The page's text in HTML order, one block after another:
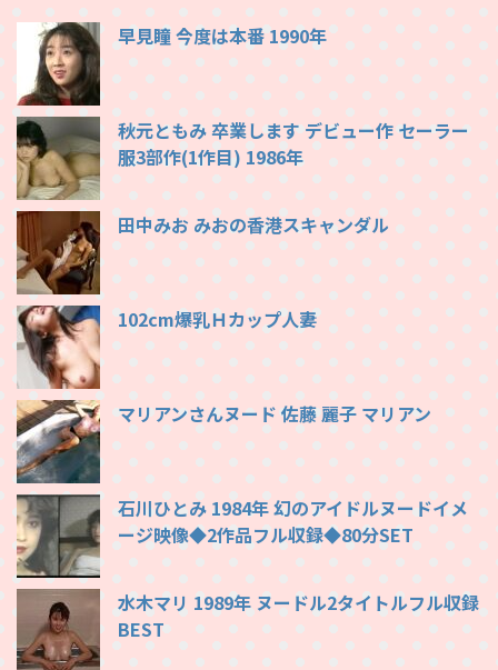
早見瞳 今度は本番 1990年
秋元ともみ 卒業します デビュー作 セーラー
服3部作(1作目) 1986年
田中みお みおの香港スキャンダル
102cm爆乳Ｈカップ人妻
マリアンさんヌード 佐藤 麗子 マリアン
石川ひとみ 1984年 幻のアイドルヌードイメ
ージ映像◆2作品フル収録◆80分SET
水木マリ 1989年 ヌードル2タイトルフル収録
BEST